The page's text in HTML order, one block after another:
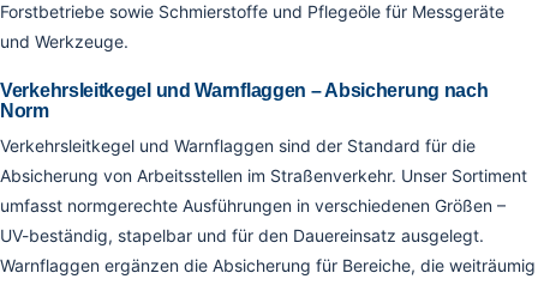
Forstbetriebe sowie Schmierstoffe und Pflegeöle für Messgeräte
und Werkzeuge.
Verkehrsleitkegel und Warnflaggen – Absicherung nach
Norm
Verkehrsleitkegel und Warnflaggen sind der Standard für die
Absicherung von Arbeitsstellen im Straßenverkehr. Unser Sortiment
umfasst normgerechte Ausführungen in verschiedenen Größen –
UV-beständig, stapelbar und für den Dauereinsatz ausgelegt.
Warnflaggen ergänzen die Absicherung für Bereiche, die weiträumig